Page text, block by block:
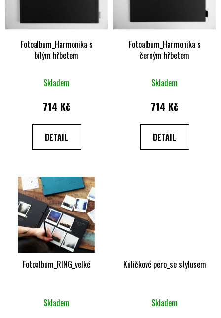
Fotoalbum_Harmonika s
bílým hřbetem
Skladem
714 Kč
DETAIL
Fotoalbum_Harmonika s
černým hřbetem
Skladem
714 Kč
DETAIL
Fotoalbum_RING_velké
Skladem
Kuličkové pero_se stylusem
Skladem